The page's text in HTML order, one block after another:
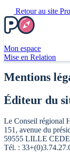
Retour au site
Mon espace
Mise en Relation
Mentions
Éditeur du
Le Conseil régional
151, avenue du
59555 LILLE
Tél. :